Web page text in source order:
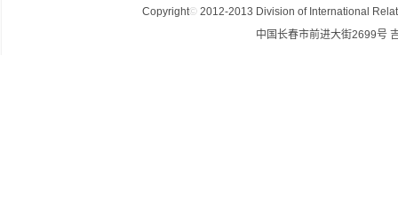
Copyright© 2012-2013 Division of International
中国长春市前进大街2699号